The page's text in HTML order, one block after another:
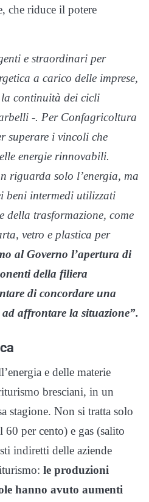
che riduce il potere
e straordinari per
a carico delle imprese,
continuità dei cicli
-. Per Confagricoltura
superare i vincoli che
energie rinnovabili.
riguarda solo l’energia, ma
beni intermedi utilizzati
della trasformazione, come
vetro e plastica per
al Governo l’apertura di
della filiera
di concordare una
affrontare la situazione”.
e delle materie
bresciani, in un
stagione. Non si tratta solo
60 per cento) e gas (salito
indiretti delle aziende
le produzioni
hanno avuto aumenti